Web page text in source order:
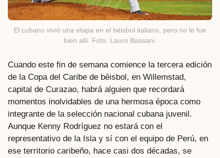
El cubano vivió una etapa en el béisbol italiano, pero no le fue
bien allí. Foto: Lauro Bassani.
Cuando este fin de semana comience la tercera edición
de la Copa del Caribe de béisbol, en Willemstad,
capital de Curazao, habrá alguien que recordará
momentos inolvidables de una hermosa época como
integrante de la selección nacional cubana juvenil.
Aunque Kenny Rodríguez no estará con el
representativo de la Isla y sí con el equipo de Perú, en
ese territorio caribeño, hace casi dos décadas, se